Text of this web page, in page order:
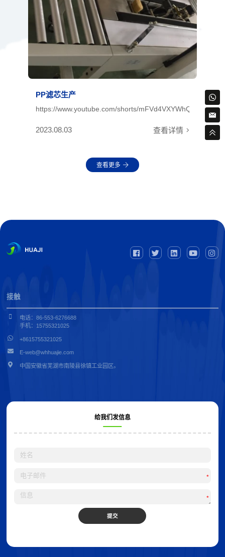
PP滤芯生产
https://www.youtube.com/shorts/mFVd4VXYWhQ
2023.08.03 查看详情
查看更多
接触
电话：86-553-6276688
手机：15755321025
+8615755321025
E-web@whhuajie.com
中国安徽省芜湖市南陵县徐镇工业园区。
给我们发信息
*
*
提交